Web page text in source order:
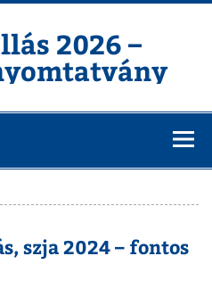
2026 –
szja 2024 – fontos